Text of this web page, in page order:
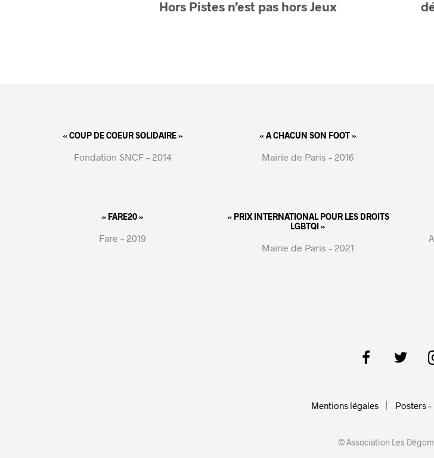
Hors Pistes n’est pas hors Jeux
« COUP DE COEUR SOLIDAIRE »
Fondation SNCF – 2014
« A CHACUN SON FOOT »
Mairie de Paris – 2016
« FARE20 »
Fare – 2019
« PRIX INTERNATIONAL POUR LES DROITS
LGBTQI »
Mairie de Paris – 2021
Mentions légales Posters
© Association Les